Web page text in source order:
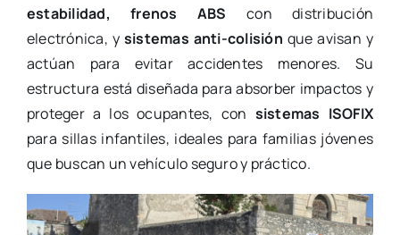
estabilidad, frenos ABS con distribución
electrónica, y sistemas anti-colisión que avisan y
actúan para evitar accidentes menores. Su
estructura está diseñada para absorber impactos y
proteger a los ocupantes, con sistemas ISOFIX
para sillas infantiles, ideales para familias jóvenes
que buscan un vehículo seguro y práctico.